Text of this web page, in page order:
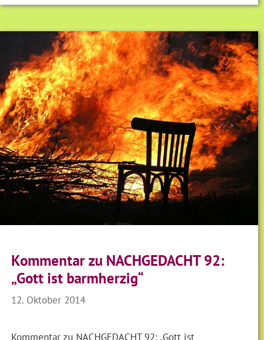
Kommentar zu NACHGEDACHT 92:
„Gott ist barmherzig“
12. Oktober 2014
Kommentar zu NACHGEDACHT 92: „Gott ist